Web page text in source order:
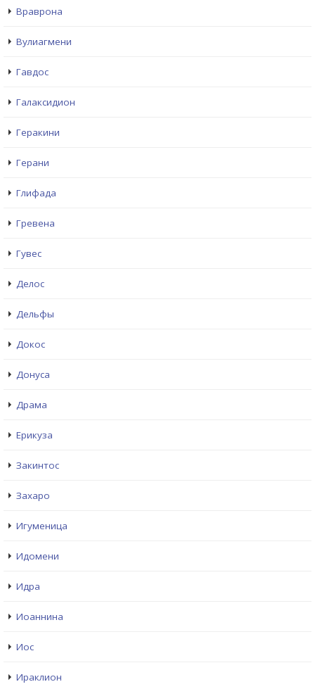
Враврона
Вулиагмени
Гавдос
Галаксидион
Геракини
Герани
Глифада
Гревена
Гувес
Делос
Дельфы
Докос
Донуса
Драма
Ерикуза
Закинтос
Захаро
Игуменица
Идомени
Идра
Иоаннина
Иос
Ираклион